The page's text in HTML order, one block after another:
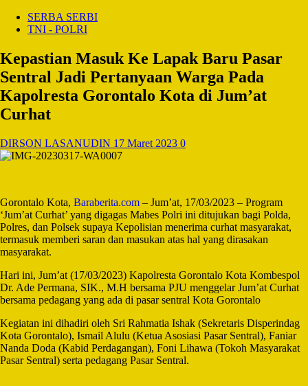
SERBA SERBI
TNI - POLRI
Kepastian Masuk Ke Lapak Baru Pasar
Sentral Jadi Pertanyaan Warga Pada
Kapolresta Gorontalo Kota di Jum’at
Curhat
DIRSON LASANUDIN 17 Maret 2023 0
Gorontalo Kota, Baraberita.com – Jum’at, 17/03/2023 – Program
‘Jum’at Curhat’ yang digagas Mabes Polri ini ditujukan bagi Polda,
Polres, dan Polsek supaya Kepolisian menerima curhat masyarakat,
termasuk memberi saran dan masukan atas hal yang dirasakan
masyarakat.
Hari ini, Jum’at (17/03/2023) Kapolresta Gorontalo Kota Kombespol
Dr. Ade Permana, SIK., M.H bersama PJU menggelar Jum’at Curhat
bersama pedagang yang ada di pasar sentral Kota Gorontalo
Kegiatan ini dihadiri oleh Sri Rahmatia Ishak (Sekretaris Disperindag
Kota Gorontalo), Ismail Alulu (Ketua Asosiasi Pasar Sentral), Faniar
Nanda Doda (Kabid Perdagangan), Foni Lihawa (Tokoh Masyarakat
Pasar Sentral) serta pedagang Pasar Sentral.